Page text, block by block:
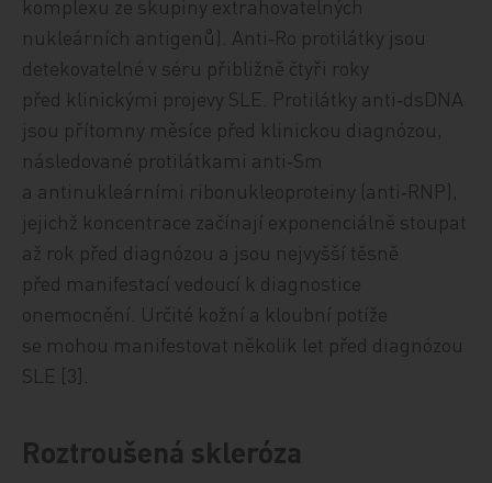
komplexu ze skupiny extrahovatelných
nukleárních antigenů). Anti‑Ro protilátky jsou
detekovatelné v séru přibližně čtyři roky
před klinickými projevy SLE. Protilátky anti‑dsDNA
jsou přítomny měsíce před klinickou diagnózou,
následované protilátkami anti‑Sm
a antinukleárními ribonukleoproteiny (anti­‑RNP),
jejichž koncentrace začínají exponenciálně stoupat
až rok před diagnózou a jsou nejvyšší těsně
před manifestací vedoucí k diagnostice
onemocnění. Určité kožní a kloubní potíže
se mohou manifestovat několik let před diagnózou
SLE [3].
Roztroušená skleróza